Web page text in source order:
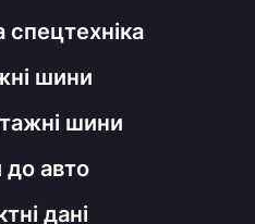
спецтехніка
шини
шини
авто
дані